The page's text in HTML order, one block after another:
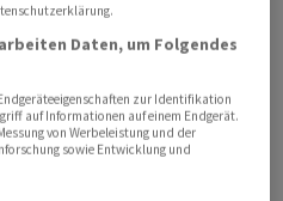
und
in der Tasche: Im zweiten
die Löhne dem
mit 4,1 Prozent
Daten, um Folgendes
zur Identifikation
auf Informationen auf einem Endgerät.
von Werbeleistung und der
sowie Entwicklung und